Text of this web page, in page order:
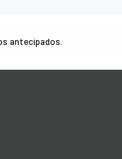
antecipados.